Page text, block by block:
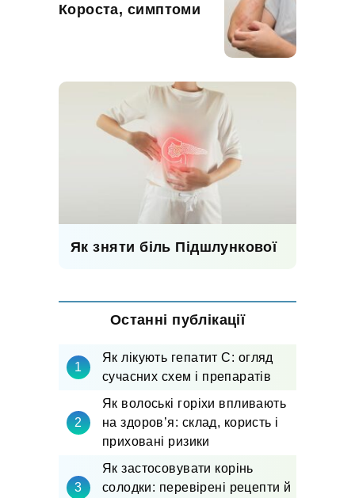
Короста, симптоми
Як зняти біль Підшлункової
Останні публікації
Як лікують гепатит С: огляд
сучасних схем і препаратів
Як волоські горіхи впливають
на здоров’я: склад, користь і
приховані ризики
Як застосовувати корінь
солодки: перевірені рецепти й